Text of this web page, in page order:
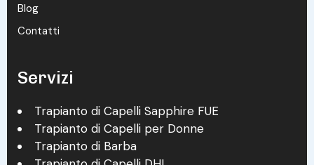
Blog
Contatti
Servizi
Trapianto di Capelli Sapphire FUE
Trapianto di Capelli per Donne
Trapianto di Barba